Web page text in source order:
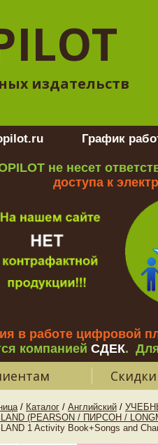
издательств
График работы
не несет
доступа к
в работе цифровой
компанией СДЕК.
Скидки
/ Каталог / Английский /
(PEARSON / ПИРСОН /
1 Activity Book+Songs and